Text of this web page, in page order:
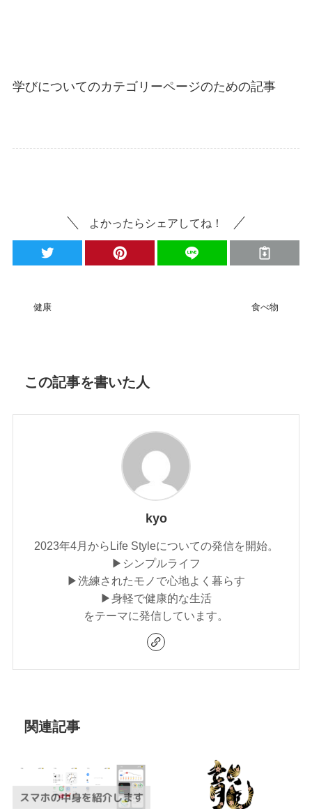
学びについてのカテゴリーページのための記事
よかったらシェアしてね！
健康 食べ物
この記事を書いた人
kyo
2023年4月からLife Styleについての発信を開始。
▶シンプルライフ
▶洗練されたモノで心地よく暮らす
▶身軽で健康的な生活
をテーマに発信しています。
関連記事